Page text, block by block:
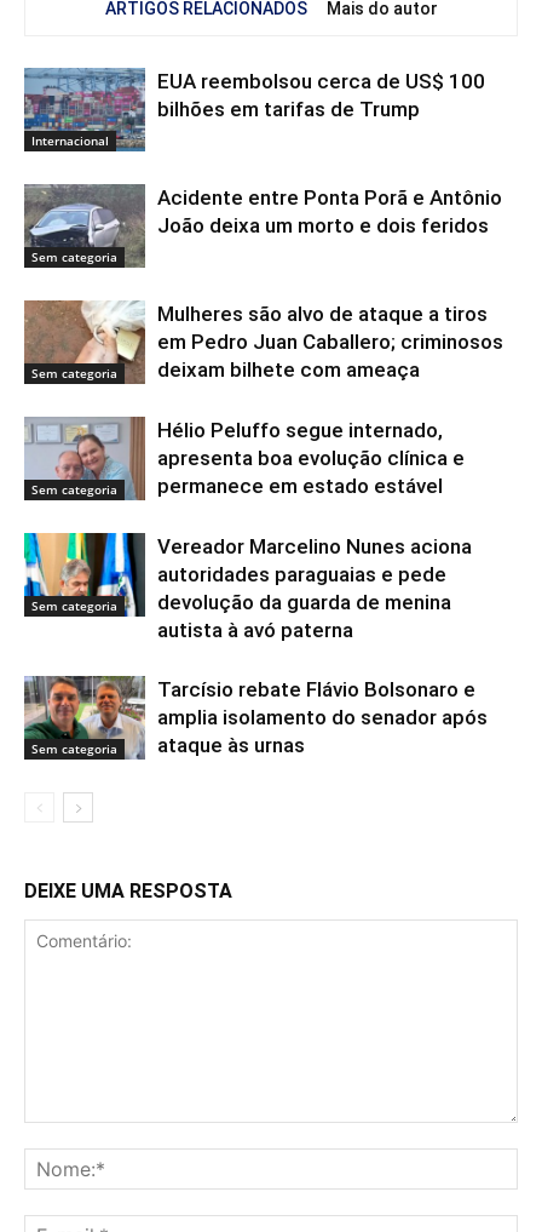
ARTIGOS RELACIONADOS Mais do autor
Internacional
EUA reembolsou cerca de US$ 100
bilhões em tarifas de Trump
Sem categoria
Acidente entre Ponta Porã e Antônio
João deixa um morto e dois feridos
Sem categoria
Mulheres são alvo de ataque a tiros
em Pedro Juan Caballero; criminosos
deixam bilhete com ameaça
Sem categoria
Hélio Peluffo segue internado,
apresenta boa evolução clínica e
permanece em estado estável
Sem categoria
Vereador Marcelino Nunes aciona
autoridades paraguaias e pede
devolução da guarda de menina
autista à avó paterna
Sem categoria
Tarcísio rebate Flávio Bolsonaro e
amplia isolamento do senador após
ataque às urnas
DEIXE UMA RESPOSTA